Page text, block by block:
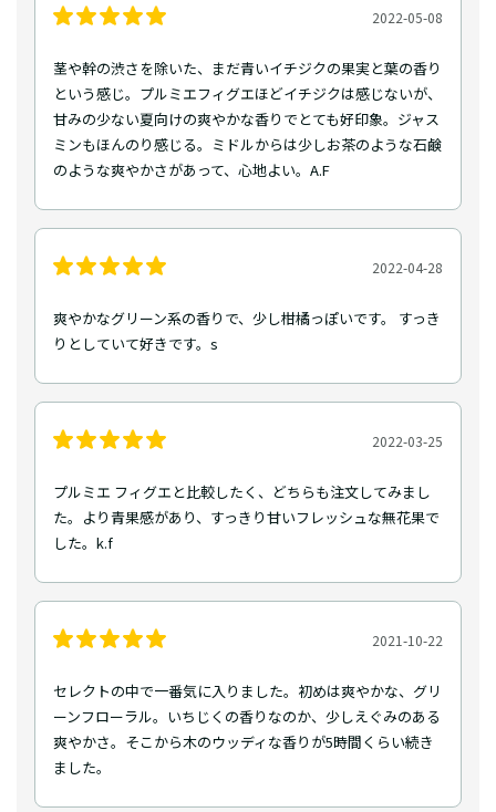
2022-05-08
茎や幹の渋さを除いた、まだ青いイチジクの果実と葉の香り
という感じ。プルミエフィグエほどイチジクは感じないが、
甘みの少ない夏向けの爽やかな香りでとても好印象。ジャス
ミンもほんのり感じる。ミドルからは少しお茶のような石鹸
のような爽やかさがあって、心地よい。A.F
2022-04-28
爽やかなグリーン系の香りで、少し柑橘っぽいです。 すっき
りとしていて好きです。s
2022-03-25
プルミエ フィグエと比較したく、どちらも注文してみまし
た。より青果感があり、すっきり甘いフレッシュな無花果で
した。k.f
2021-10-22
セレクトの中で一番気に入りました。初めは爽やかな、グリ
ーンフローラル。いちじくの香りなのか、少しえぐみのある
爽やかさ。そこから木のウッディな香りが5時間くらい続き
ました。